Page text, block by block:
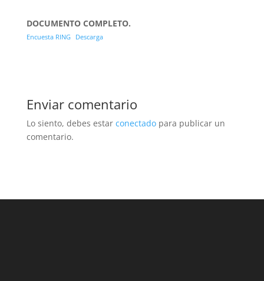
DOCUMENTO COMPLETO.
Encuesta RING Descarga
Enviar comentario
Lo siento, debes estar conectadopara publicar un
comentario.